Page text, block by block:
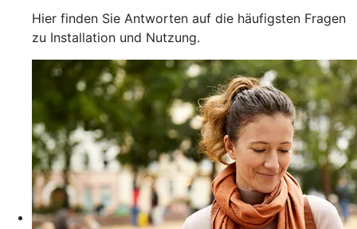
Hier finden Sie Antworten auf die häufigsten Fragen
zu Installation und Nutzung.